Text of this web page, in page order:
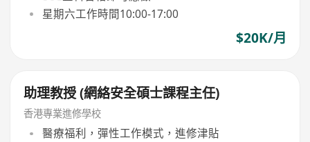
星期六工作時間10:00-17:00
$20K/月
助理教授 (網絡安全碩士課程主任)
香港專業進修學校
醫療福利，彈性工作模式，進修津貼